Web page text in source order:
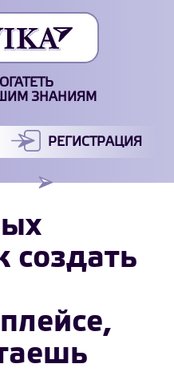
ЗНАНИЯМ
РЕГИСТРАЦИЯ
создать